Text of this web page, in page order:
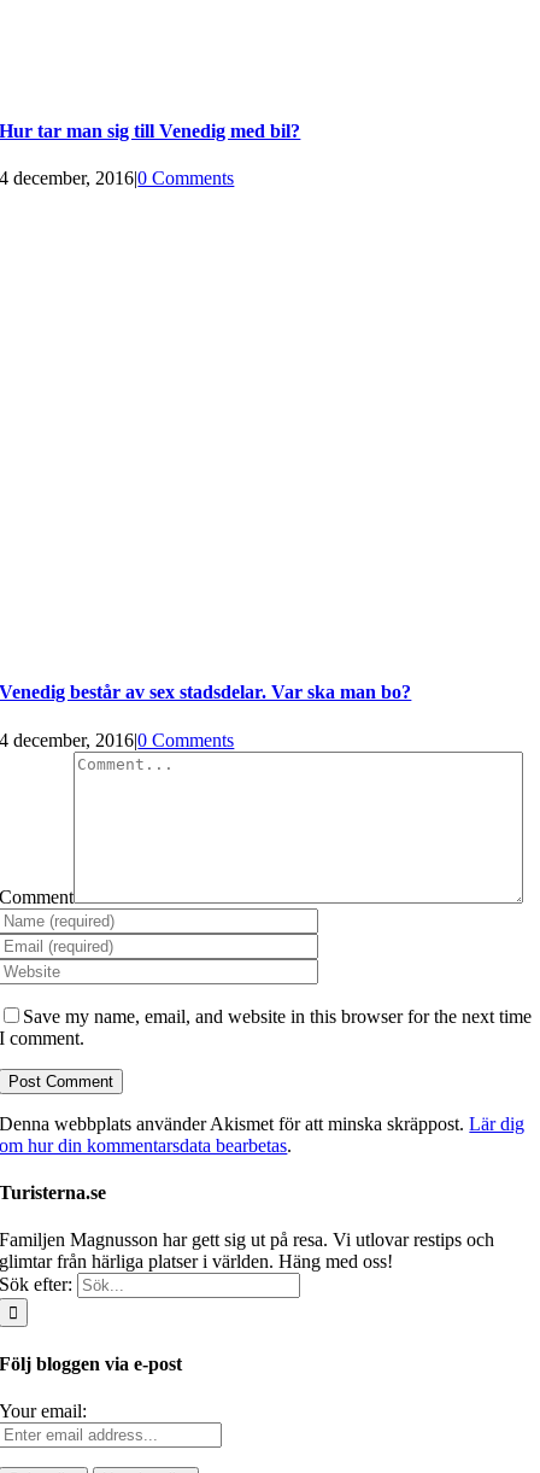
Hur tar man sig till Venedig med bil?
4 december, 2016|0 Comments
Venedig består av sex stadsdelar. Var ska man bo?
4 december, 2016|0 Comments
Comment
Save my name, email, and website in this browser for the next time
I comment.
Denna webbplats använder Akismet för att minska skräppost.Lär dig
om hur din kommentarsdata bearbetas.
Turisterna.se
Familjen Magnusson har gett sig ut på resa. Vi utlovar restips och
glimtar från härliga platser i världen. Häng med oss!
Sök efter:
Följ bloggen via e-post
Your email: